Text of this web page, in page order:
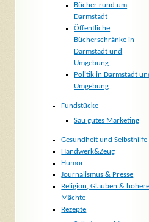
Bücher rund um
Darmstadt
Öffentliche
Bücherschränke in
Darmstadt und
Umgebung
Politik in Darmstadt
Umgebung
Fundstücke
Sau gutes Marketing
Gesundheit und Selbsthilfe
Handwerk&Zeug
Humor
Journalismus & Presse
Religion, Glauben & höhere
Mächte
Rezepte